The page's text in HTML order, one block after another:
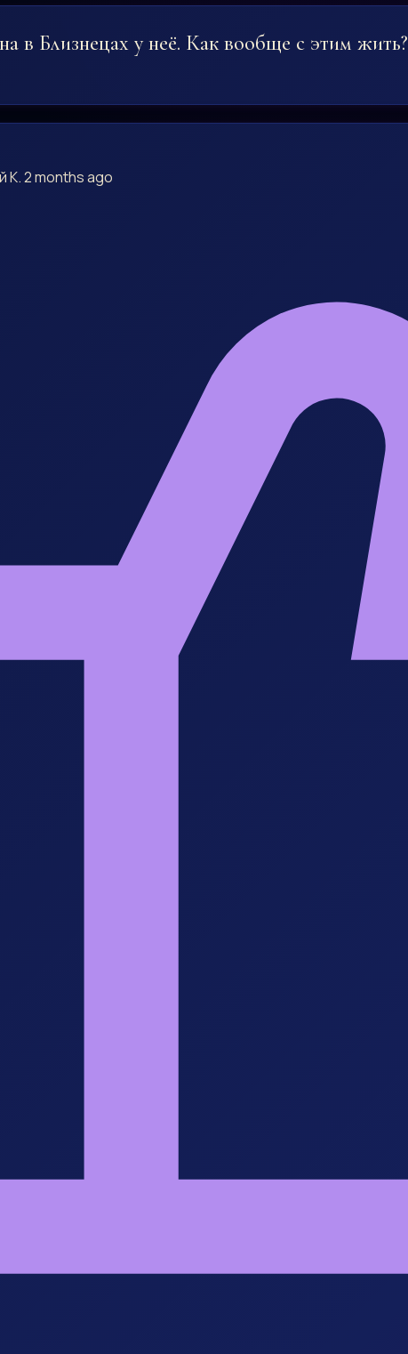
в Близнецах у неё. Как вообще с этим жить?
К.2 months ago